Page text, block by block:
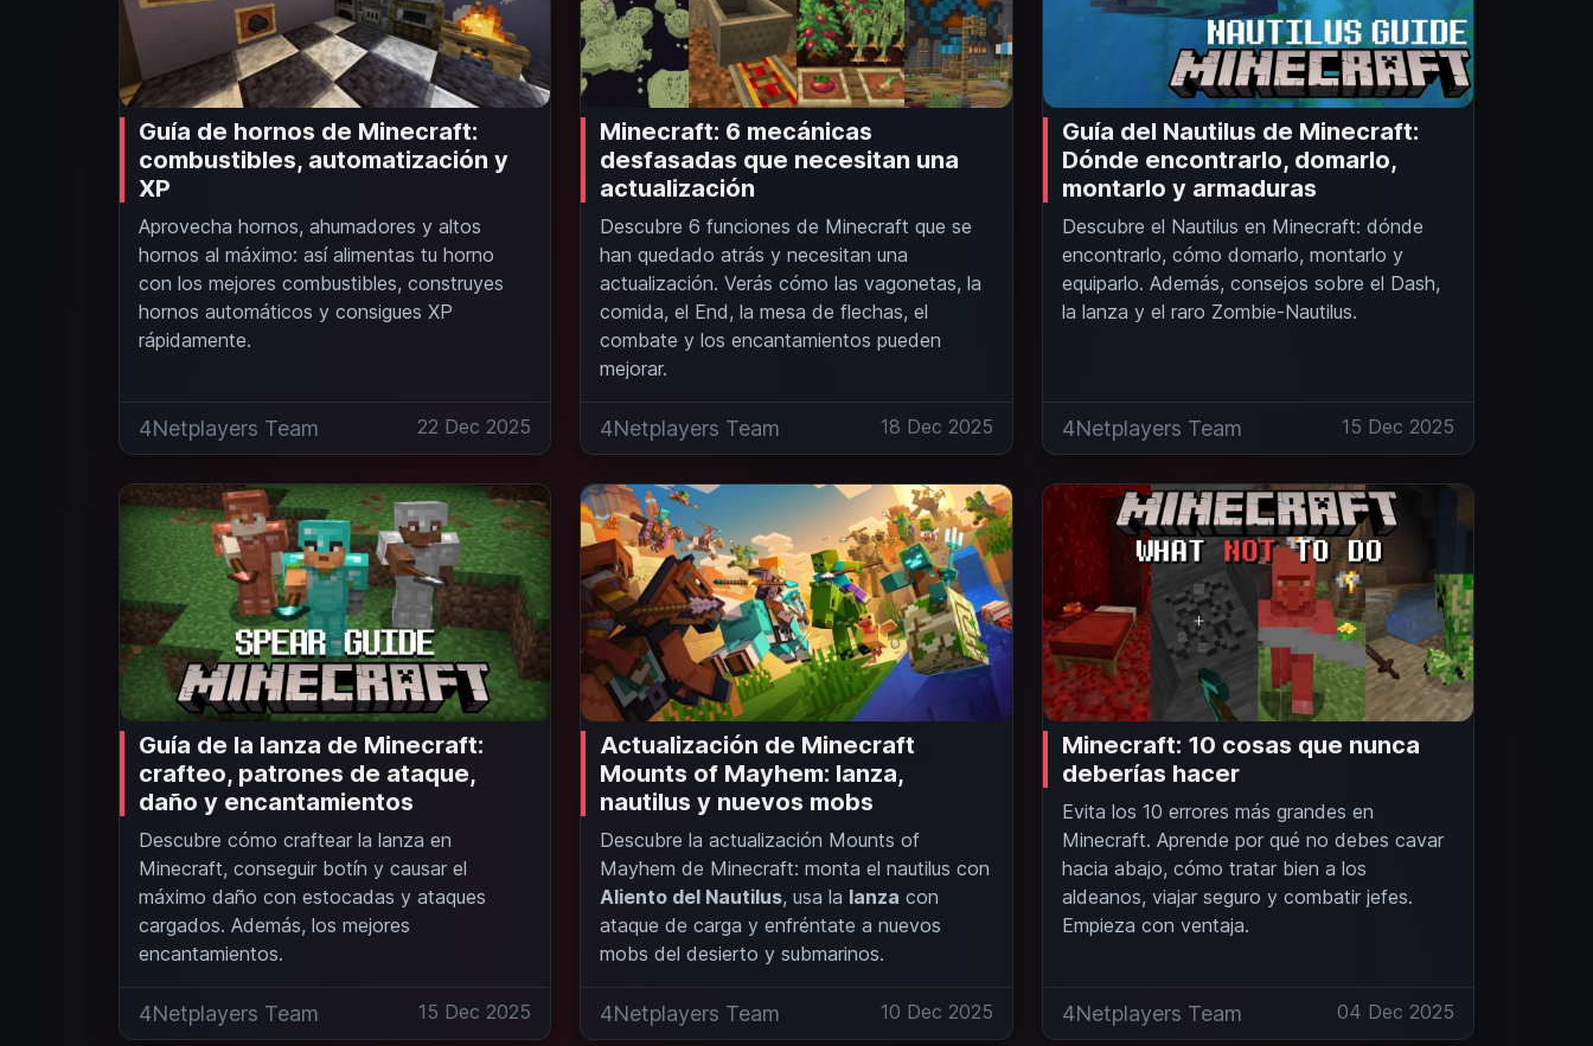
Guía de hornos de Minecraft:
combustibles, automatización y
XP
Aprovecha hornos, ahumadores y altos
hornos al máximo: así alimentas tu horno
con los mejores combustibles, construyes
hornos automáticos y consigues XP
rápidamente.
4Netplayers Team 22 Dec 2025
Minecraft: 6 mecánicas
desfasadas que necesitan una
actualización
Descubre 6 funciones de Minecraft que se
han quedado atrás y necesitan una
actualización. Verás cómo las vagonetas, la
comida, el End, la mesa de flechas, el
combate y los encantamientos pueden
mejorar.
4Netplayers Team 18 Dec 2025
Guía del Nautilus de Minecraft:
Dónde encontrarlo, domarlo,
montarlo y armaduras
Descubre el Nautilus en Minecraft: dónde
encontrarlo, cómo domarlo, montarlo y
equiparlo. Además, consejos sobre el Dash,
la lanza y el raro Zombie-Nautilus.
4Netplayers Team 15 Dec 2025
Guía de la lanza de Minecraft:
crafteo, patrones de ataque,
daño y encantamientos
Descubre cómo craftear la lanza en
Minecraft, conseguir botín y causar el
máximo daño con estocadas y ataques
cargados. Además, los mejores
encantamientos.
4Netplayers Team 15 Dec 2025
Actualización de Minecraft
Mounts of Mayhem: lanza,
nautilus y nuevos mobs
Descubre la actualización Mounts of
Mayhem de Minecraft: monta el nautilus con
Aliento del Nautilus, usa la lanza con
ataque de carga y enfréntate a nuevos
mobs del desierto y submarinos.
4Netplayers Team 10 Dec 2025
Minecraft: 10 cosas que nunca
deberías hacer
Evita los 10 errores más grandes en
Minecraft. Aprende por qué no debes cavar
hacia abajo, cómo tratar bien a los
aldeanos, viajar seguro y combatir jefes.
Empieza con ventaja.
4Netplayers Team 04 Dec 2025